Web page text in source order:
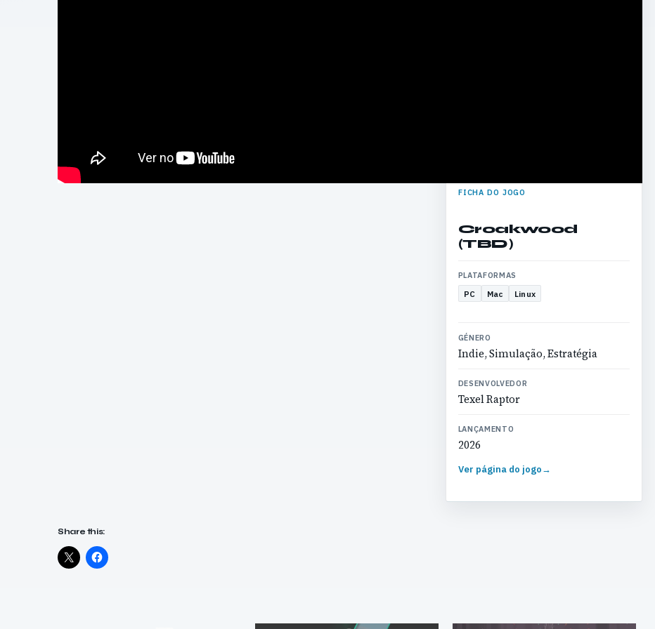
FICHA DO JOGO
Croakwood
(TBD)
PLATAFORMAS
PC Mac Linux
GÉNERO
Indie, Simulação, Estratégia
DESENVOLVEDOR
Texel Raptor
LANÇAMENTO
2026
Ver página do jogo→
Share this: